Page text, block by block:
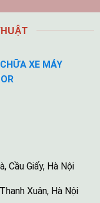
XE MÁY
Cầu Giấy, Hà Nội
Xuân, Hà Nội